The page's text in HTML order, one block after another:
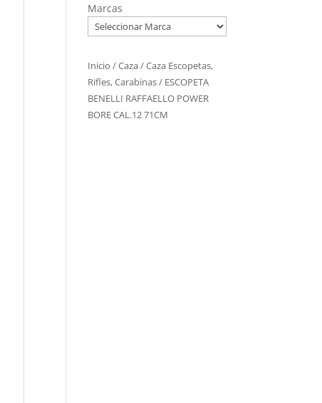
Marcas
Inicio /Caza/Caza Escopetas,
Rifles, Carabinas/ ESCOPETA
BENELLI RAFFAELLO POWER
BORE CAL.12 71CM